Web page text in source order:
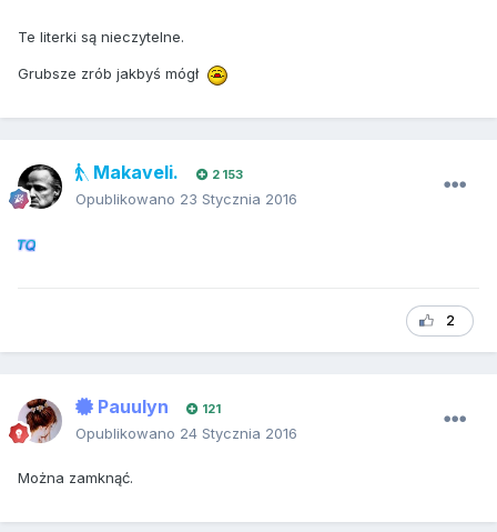
Te literki są nieczytelne.
Grubsze zrób jakbyś mógł
Makaveli. 2 153
Opublikowano 23 Stycznia 2016
2
Pauulyn 121
Opublikowano 24 Stycznia 2016
Można zamknąć.